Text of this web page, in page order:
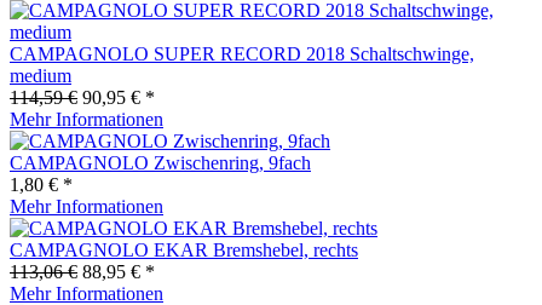
CAMPAGNOLO SUPER RECORD 2018 Schaltschwinge,
medium
114,59 € 90,95 € *
Mehr Informationen
CAMPAGNOLO Zwischenring, 9fach
1,80 € *
Mehr Informationen
CAMPAGNOLO EKAR Bremshebel, rechts
113,06 € 88,95 € *
Mehr Informationen